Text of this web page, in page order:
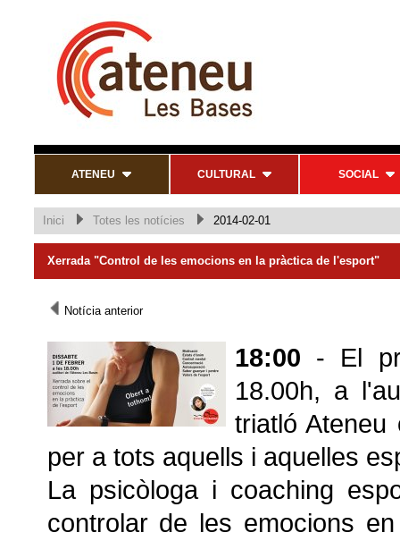
ATENEU CULTURAL SOCIAL
Inici Totes les notícies 2014-02-01
Xerrada "Control de les emocions en la pràctica de l'esport"
Notícia anterior
18:00 - El
18.00h, a
triatló Ateneu
per a tots aquells i aquelles
La psicòloga i coaching
controlar de les emocions